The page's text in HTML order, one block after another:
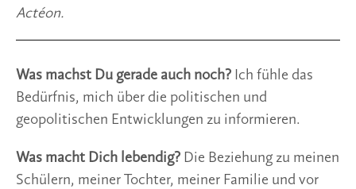
Actéon.
Was machst Du gerade auch noch? Ich fühle das
Bedürfnis, mich über die politischen und
geopolitischen Entwicklungen zu informieren.
Was macht Dich lebendig? Die Beziehung zu meinen
Schülern, meiner Tochter, meiner Familie und vor